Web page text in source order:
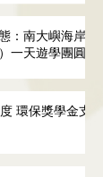
：南大嶼海岸
一天遊學團圓
環保獎學金支